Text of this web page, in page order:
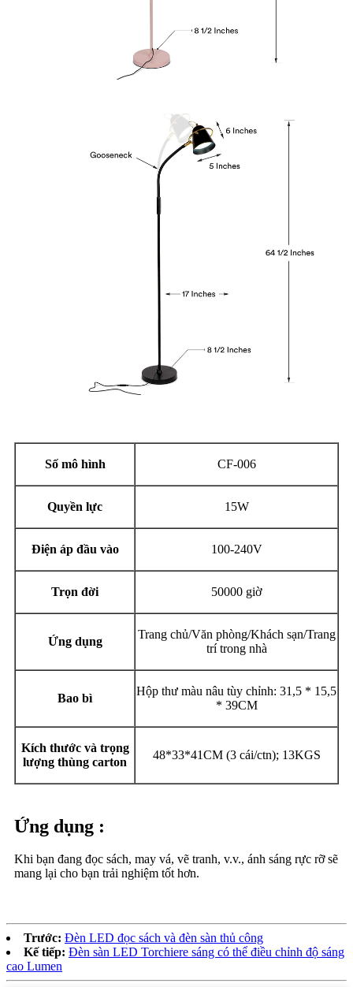
Số mô hình CF-006
Quyền lực 15W
Điện áp đầu vào 100-240V
Trọn đời 50000 giờ
Ứng dụng
Trang chủ/Văn phòng/Khách sạn/Trang
trí trong nhà
Bao bì
Hộp thư màu nâu tùy chỉnh: 31,5 * 15,5
* 39CM
Kích thước và trọng
lượng thùng carton
48*33*41CM (3 cái/ctn); 13KGS
Ứng dụng :
Khi bạn đang đọc sách, may vá, vẽ tranh, v.v., ánh sáng rực rỡ sẽ
mang lại cho bạn trải nghiệm tốt hơn.
Trước: Đèn LED đọc sách và đèn sàn thủ công
Kế tiếp: Đèn sàn LED Torchiere sáng có thể điều chỉnh độ sáng
cao Lumen